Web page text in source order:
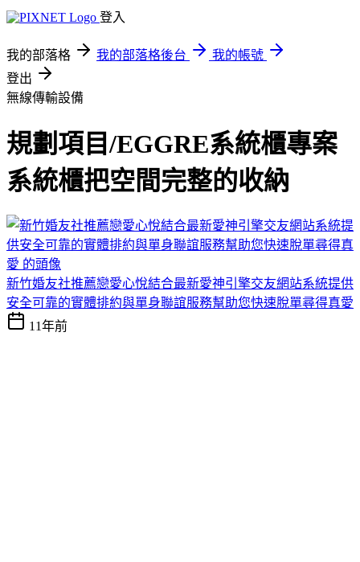
登入
我的部落格 我的部落格後台
我的帳號
登出
無線傳輸設備
規劃項目/EGGRE系統櫃專案
系統櫃把空間完整的收納
新竹婚友社推薦戀愛心悅結合最新愛神引擎交友網站系統提供
安全可靠的實體排約與單身聯誼服務幫助您快速脫單尋得真愛
11年前